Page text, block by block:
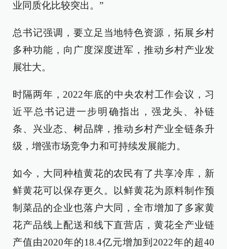
业同质化比较突出。”
总书记强调，要立足当地特色资源，拓展乡村
多种功能，向广度深度进军，推动乡村产业发
展壮大。
时隔两年，2022年底的中央农村工作会议，习
近平总书记进一步明确指出，强龙头、补链
条、兴业态、树品牌，推动乡村产业全链条升
级，增强市场竞争力和可持续发展能力。
如今，大同种植黄花的农民有了共享冷库，新
鲜黄花可以保存更久。以鲜黄花为原料制作预
制菜品的企业也落户大同，全市增加了多家黄
花产品线上配送和线下直营店，黄花全产业链
产值由2020年的18.4亿元增加到2022年的超40